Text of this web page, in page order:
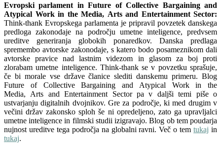
Evropski parlament in Future of Collective Bargaining and
Atypical Work in the Media, Arts and Entertainment Sector:
Think-thank Evropskega parlamenta je pripravil povzetek danskega
predloga zakonodaje na področju umetne inteligence, predvsem
ureditve generiranja globokih ponaredkov. Danska predlaga
spremembo avtorske zakonodaje, s katero bodo posameznikom dali
avtorske pravice nad lastnim videzom in glasom za boj proti
zlorabam umetne inteligence. Think-thank se v povzetku sprašuje,
če bi morale vse države članice slediti danskemu primeru. Blog
Future of Collective Bargaining and Atypical Work in the
Media, Arts and Entertainment Sector pa v daljši temi piše o
ustvarjanju digitalnih dvojnikov. Gre za področje, ki med drugim v
večini držav zakonsko sploh še ni opredeljeno, zato ga upravljalci
umetne inteligence in filmski studii izigravajo. Blog ob tem poudarja
nujnost ureditve tega področja na globalni ravni. Več o temtukaj in
tukaj.